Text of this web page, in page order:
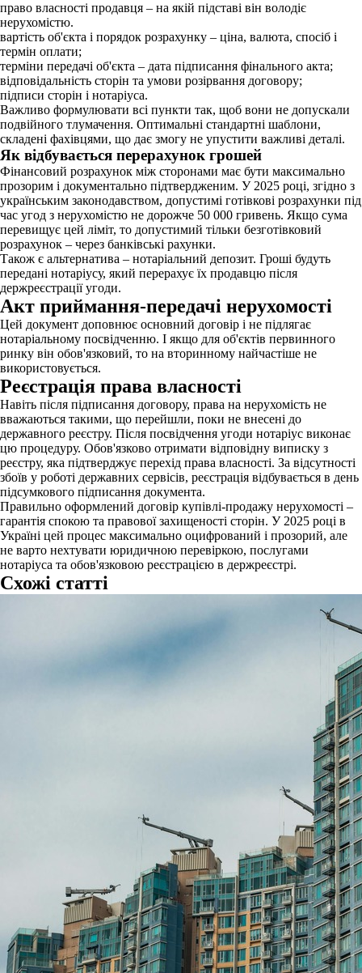
право власності продавця – на якій підставі він володіє
нерухомістю.
вартість об'єкта і порядок розрахунку – ціна, валюта, спосіб і
термін оплати;
терміни передачі об'єкта – дата підписання фінального акта;
відповідальність сторін та умови розірвання договору;
підписи сторін і нотаріуса.
Важливо формулювати всі пункти так, щоб вони не допускали
подвійного тлумачення. Оптимальні стандартні шаблони,
складені фахівцями, що дає змогу не упустити важливі деталі.
Як відбувається перерахунок грошей
Фінансовий розрахунок між сторонами має бути максимально
прозорим і документально підтвердженим. У 2025 році, згідно з
українським законодавством, допустимі готівкові розрахунки під
час угод з нерухомістю не дорожче 50 000 гривень. Якщо сума
перевищує цей ліміт, то допустимий тільки безготівковий
розрахунок – через банківські рахунки.
Також є альтернатива – нотаріальний депозит. Гроші будуть
передані нотаріусу, який перерахує їх продавцю після
держреєстрації угоди.
Акт приймання-передачі нерухомості
Цей документ доповнює основний договір і не підлягає
нотаріальному посвідченню. І якщо для об'єктів первинного
ринку він обов'язковий, то на вторинному найчастіше не
використовується.
Реєстрація права власності
Навіть після підписання договору, права на нерухомість не
вважаються такими, що перейшли, поки не внесені до
державного реєстру. Після посвідчення угоди нотаріус виконає
цю процедуру. Обов'язково отримати відповідну виписку з
реєстру, яка підтверджує перехід права власності. За відсутності
збоїв у роботі державних сервісів, реєстрація відбувається в день
підсумкового підписання документа.
Правильно оформлений договір купівлі-продажу нерухомості –
гарантія спокою та правової захищеності сторін. У 2025 році в
Україні цей процес максимально оцифрований і прозорий, але
не варто нехтувати юридичною перевіркою, послугами
нотаріуса та обов'язковою реєстрацією в держреєстрі.
Схожі статті